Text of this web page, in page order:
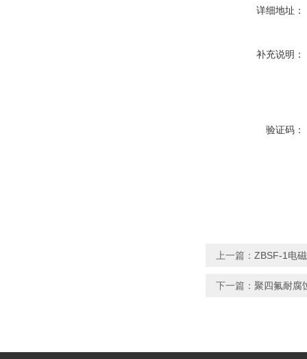
详细地址：
补充说明：
验证码：
上一篇： ZBSF-1电
下一篇： 聚四氟耐腐